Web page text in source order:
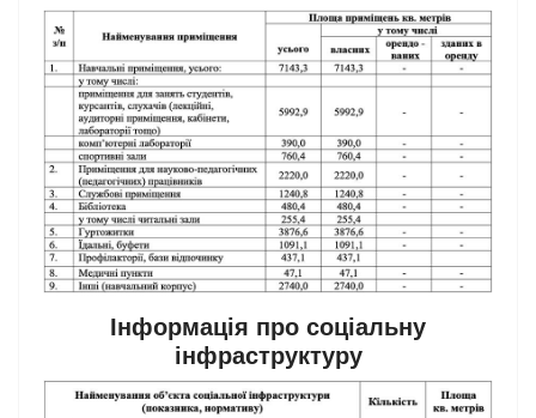
Інформація про соціальну
інфраструктуру